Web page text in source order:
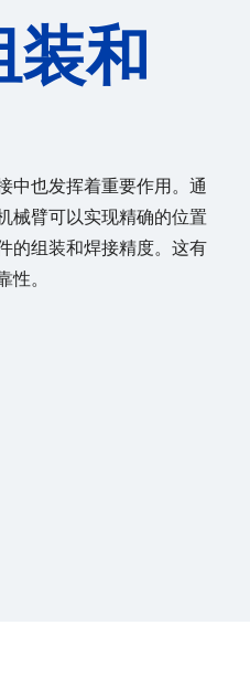
装和
中也发挥着重要作用。通
械臂可以实现精确的位置
的组装和焊接精度。这有
性。